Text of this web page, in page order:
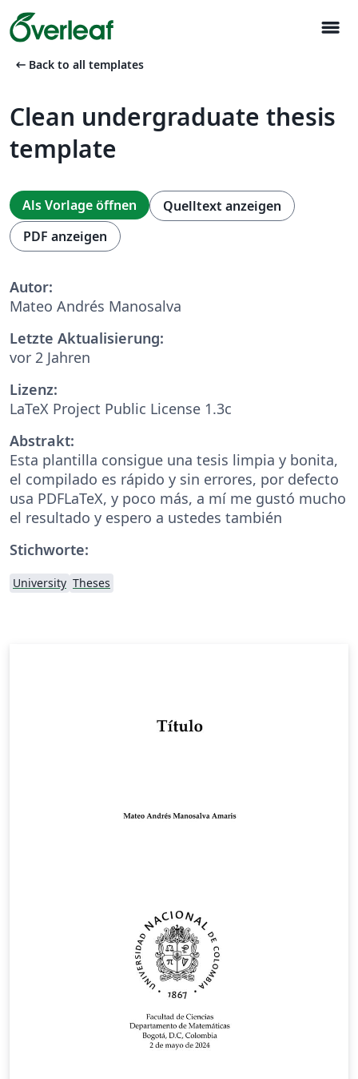
menu
arrow_left_alt Back to all templates
Clean undergraduate thesis
template
Als Vorlage öffnen
Quelltext anzeigen
PDF anzeigen
Autor:
Mateo Andrés Manosalva
Letzte Aktualisierung:
vor 2 Jahren
Lizenz:
LaTeX Project Public License 1.3c
Abstrakt:
Esta plantilla consigue una tesis limpia y bonita,
el compilado es rápido y sin errores, por defecto
usa PDFLaTeX, y poco más, a mí me gustó mucho
el resultado y espero a ustedes también
Stichworte:
University Theses